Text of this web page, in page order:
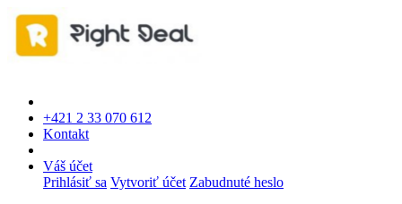
+421 2 33 070 612
Kontakt
Váš účet
Prihlásiť sa Vytvoriť účet Zabudnuté heslo